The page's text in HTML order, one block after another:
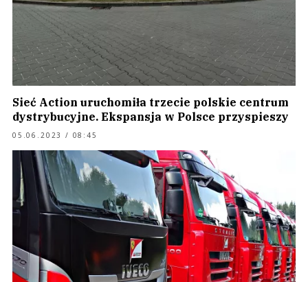
Sieć Action uruchomiła trzecie polskie centrum
dystrybucyjne. Ekspansja w Polsce przyspieszy
05.06.2023 / 08:45